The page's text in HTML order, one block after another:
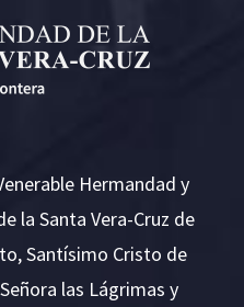
Hermandad y
la Santa Vera-Cruz de
Santísimo Cristo de
las Lágrimas y